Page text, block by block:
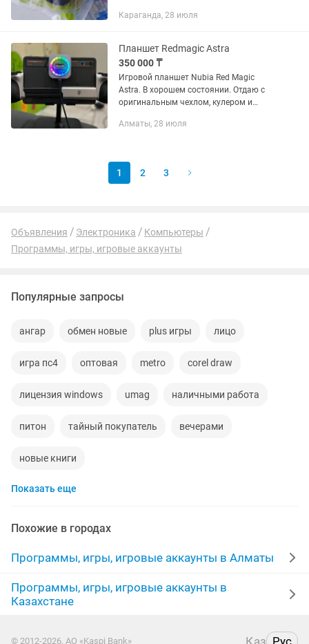
казпочте за ваш счёт Стоимость
Также...
Караганда, 28 июля
Планшет Redmagic Astra
350 000 ₸
Игровой планшет Nubia Red Magic
Astra. В хорошем состоянии. Отдаю с
оригинальным чехлом, кулером и
Мобильные игры: PUBG Mobile: 120 FPS
Алматы, 28 июля
1 2 3
Объявления Электроника
Компьютеры
Программы, игры, игровые аккаунты
Популярные запросы
ангар обмен новые plus игры лицо
игра пс4 оптовая metro corel draw
лицензия windows umag наличными работа
питон тайный покупатель вечерами
новые книги
Показать еще
Похожие в городах
Программы, игры, игровые аккаунты в Алматы
Программы, игры, игровые аккаунты в
Казахстане
© 2012-2026, АО «Kaspi Bank» Қаз Рус